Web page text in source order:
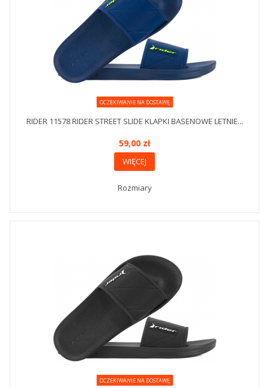
OCZEKIWANIE NA DOSTAWĘ
RIDER 11578 RIDER STREET SLIDE KLAPKI BASENOWE LETNIE...
59,00 zł
WIĘCEJ
Rozmiary
OCZEKIWANIE NA DOSTAWĘ